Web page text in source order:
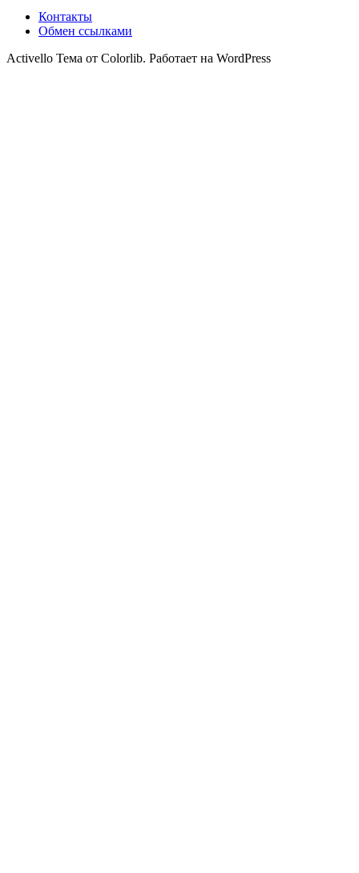
Контакты
Обмен ссылками
Activello Тема от Colorlib. Работает на WordPress